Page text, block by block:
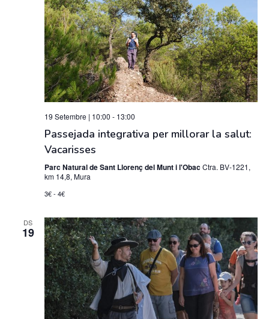
19 Setembre | 10:00 - 13:00
Passejada integrativa per millorar la salut:
Vacarisses
Parc Natural de Sant Llorenç del Munt i l'ObacCtra. BV-1221,
km 14,8, Mura
3€ - 4€
DS
19